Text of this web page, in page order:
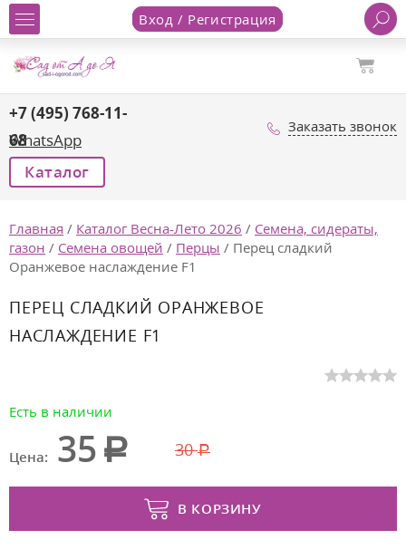
Вход / Регистрация
+7 (495) 768-11-
68
WhatsApp
Заказать звонок
Каталог
Главная / Каталог Весна-Лето 2026 / Семена, сидераты,
газон / Семена овощей / Перцы / Перец сладкий
Оранжевое наслаждение F1
ПЕРЕЦ СЛАДКИЙ ОРАНЖЕВОЕ
НАСЛАЖДЕНИЕ F1
Есть в наличии
Цена: 35 30
В КОРЗИНУ